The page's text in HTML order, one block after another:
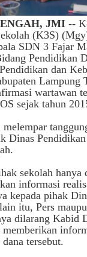
JMI --
(K3S)
SDN 3 Fajar
Pendidikan
dan
Lampung
wartawan
sejak tahun
Dinas
sekolah hanya
informasi
kepada pihak
itu, Pers
dilarang Kabid
tersebut.